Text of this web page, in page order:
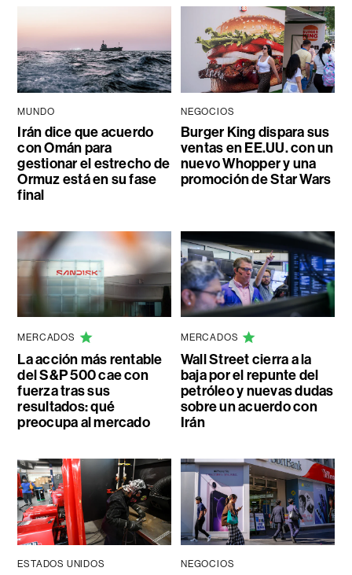
MUNDO
Irán dice que acuerdo
con Omán para
gestionar el estrecho de
Ormuz está en su fase
final
NEGOCIOS
Burger King dispara sus
ventas en EE.UU. con un
nuevo Whopper y una
promoción de Star Wars
MERCADOS
La acción más rentable
del S&P 500 cae con
fuerza tras sus
resultados: qué
preocupa al mercado
MERCADOS
Wall Street cierra a la
baja por el repunte del
petróleo y nuevas dudas
sobre un acuerdo con
Irán
ESTADOS UNIDOS NEGOCIOS